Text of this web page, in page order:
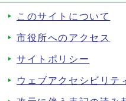
このサイトについて
市役所へのアクセス
サイトポリシー
ウェブアクセシビリテ